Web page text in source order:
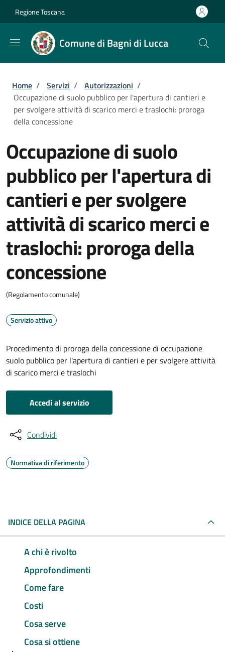
Regione Toscana
Comune di Bagni di Lucca
Briciole di pane
Home / Servizi / Autorizzazioni /
Occupazione di suolo pubblico per l'apertura di cantieri e
per svolgere attività di scarico merci e traslochi: proroga
della concessione
Occupazione di suolo
pubblico per l'apertura di
cantieri e per svolgere
attività di scarico merci e
traslochi: proroga della
concessione
(Regolamento comunale)
Servizio attivo
Procedimento di proroga della concessione di occupazione
suolo pubblico per l'apertura di cantieri e per svolgere attività
di scarico merci e traslochi
Accedi al servizio
Condividi
Normativa di riferimento
INDICE DELLA PAGINA
A chi è rivolto
Approfondimenti
Come fare
Costi
Cosa serve
Cosa si ottiene